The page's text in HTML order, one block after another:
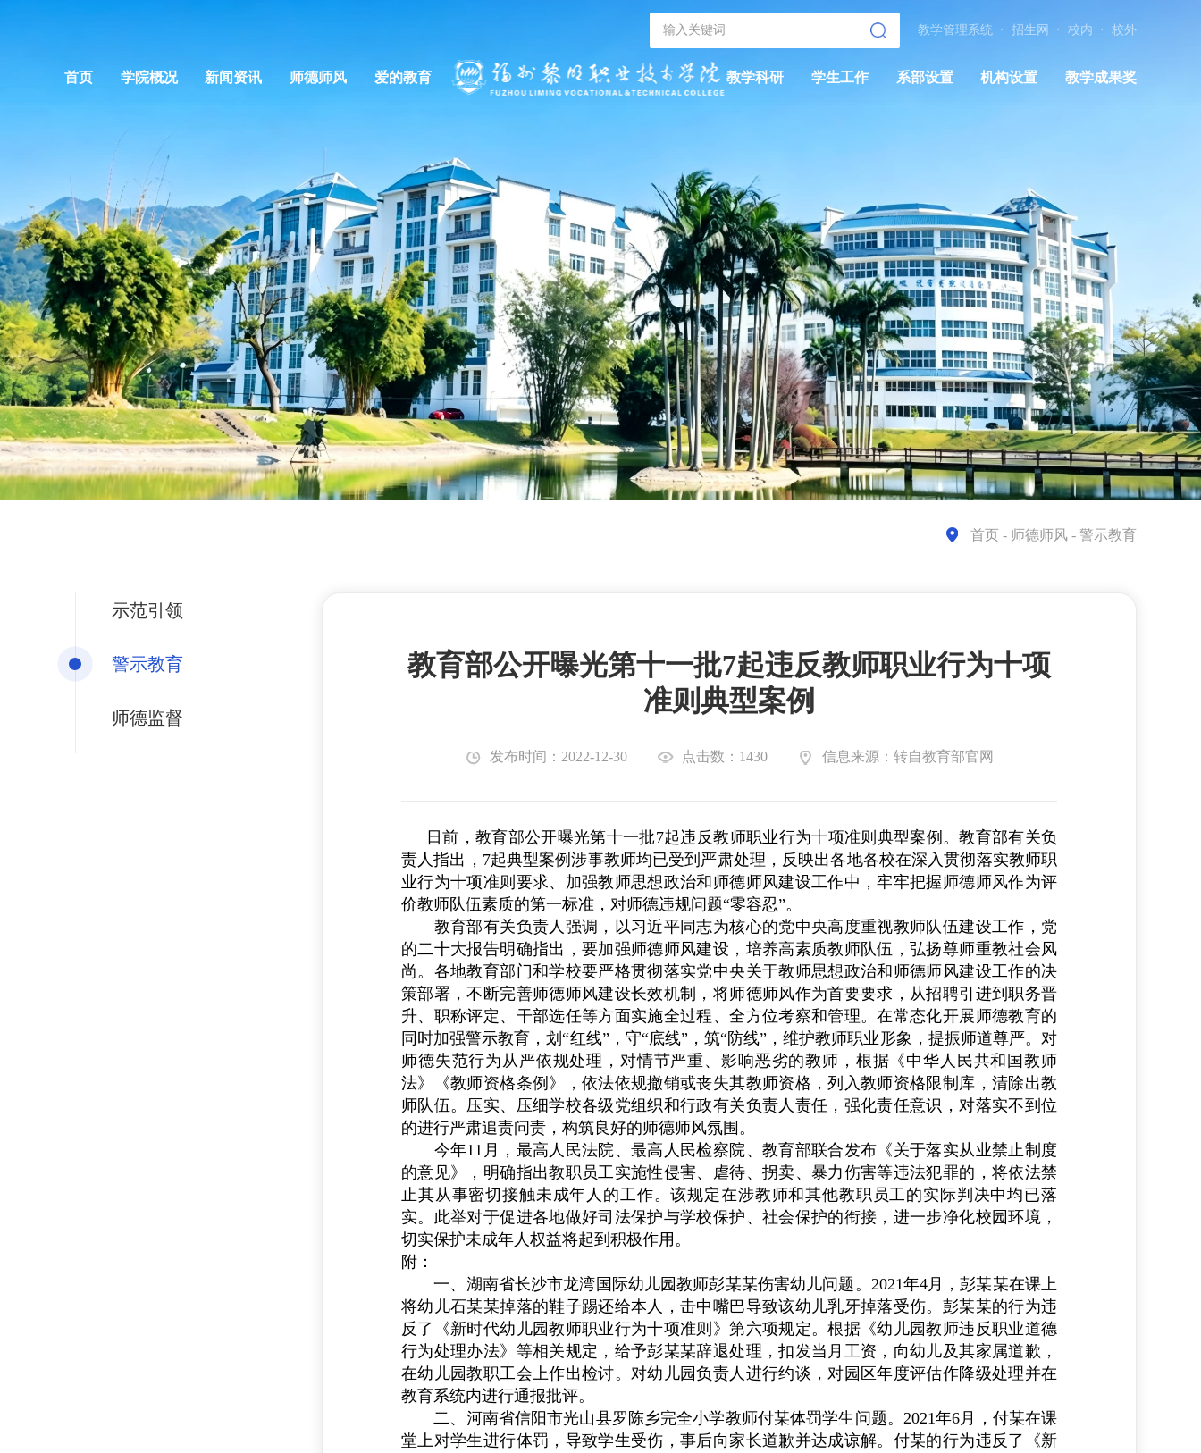
教学管理系统 · 招生网 · 校内 · 校外
首页 学院概况 新闻资讯 师德师风 爱的教育 教学科研 学生工作 系部设置 机构设置 教学成果奖
首页 - 师德师风 - 警示教育
示范引领
警示教育
师德监督
教育部公开曝光第十一批7起违反教师职业行为十项
准则典型案例
发布时间：2022-12-30 点击数：1430 信息来源：转自教育部官网
日前，教育部公开曝光第十一批7起违反教师职业行为十项准则典型案例。教育部有关负
责人指出， 7起典型案例涉事教师均已受到严肃处理，反映出各地各校在深入贯彻落实教师职
业行为十项准则要求、加强教师思想政治和师德师风建设工作中，牢牢把握师德师风作为评
价教师队伍素质的第一标准，对师德违规问题“零容忍”。
教育部有关负责人强调，以习近平同志为核心的党中央高度重视教师队伍建设工作，党
的二十大报告明确指出，要加强师德师风建设，培养高素质教师队伍，弘扬尊师重教社会风
尚。各地教育部门和学校要严格贯彻落实党中央关于教师思想政治和师德师风建设工作的决
策部署，不断完善师德师风建设长效机制，将师德师风作为首要要求，从招聘引进到职务晋
升、职称评定、干部选任等方面实施全过程、全方位考察和管理。在常态化开展师德教育的
同时加强警示教育，划“红线”，守“底线”，筑“防线”，维护教师职业形象，提振师道尊严。对
师德失范行为从严依规处理，对情节严重、影响恶劣的教师，根据《中华人民共和国教师
法》《教师资格条例》，依法依规撤销或丧失其教师资格，列入教师资格限制库，清除出教
师队伍。压实、压细学校各级党组织和行政有关负责人责任，强化责任意识，对落实不到位
的进行严肃追责问责，构筑良好的师德师风氛围。
今年11 月，最高人民法院、最高人民检察院、教育部联合发布《关于落实从业禁止制度
的意见》，明确指出教职员工实施性侵害、虐待、拐卖、暴力伤害等违法犯罪的，将依法禁
止其从事密切接触未成年人的工作。该规定在涉教师和其他教职员工的实际判决中均已落
实。此举对于促进各地做好司法保护与学校保护、社会保护的衔接，进一步净化校园环境，
切实保护未成年人权益将起到积极作用。
附：
一、湖南省长沙市龙湾国际幼儿园教师彭某某伤害幼儿问题。 2021年4月，彭某某在课上
将幼儿石某某掉落的鞋子踢还给本人，击中嘴巴导致该幼儿乳牙掉落受伤。彭某某的行为违
反了《新时代幼儿园教师职业行为十项准则》第六项规定。根据《幼儿园教师违反职业道德
行为处理办法》等相关规定，给予彭某某辞退处理，扣发当月工资，向幼儿及其家属道歉，
在幼儿园教职工会上作出检讨。对幼儿园负责人进行约谈，对园区年度评估作降级处理并在
教育系统内进行通报批评。
二、河南省信阳市光山县罗陈乡完全小学教师付某体罚学生问题。 2021年6月，付某在课
堂上对学生进行体罚，导致学生受伤，事后向家长道歉并达成谅解。付某的行为违反了《新